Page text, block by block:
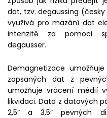
dat, tzv. degaussing
využívá pro mazání dat
intenzitě za pomoci
degausser.
Demagnetizace
zapsaných dat z
umožňuje vrácení médií
likvidaci. Data z datových
2,5” a 3,5” pevných